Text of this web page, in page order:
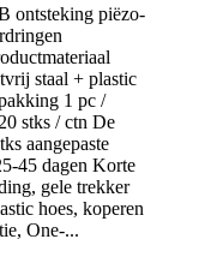
ontsteking piëzo-
staal + plastic
1 pc /
stks / ctn De
aangepaste
45 dagen Korte
gele trekker
hoes, koperen
One-...